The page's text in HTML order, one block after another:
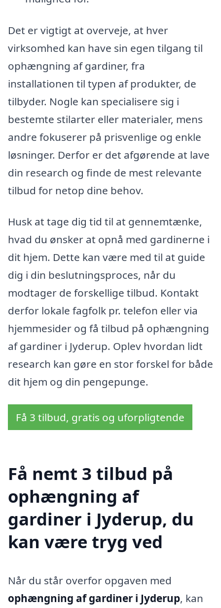
Det er vigtigt at overveje, at hver
virksomhed kan have sin egen tilgang til
ophængning af gardiner, fra
installationen til typen af produkter, de
tilbyder. Nogle kan specialisere sig i
bestemte stilarter eller materialer, mens
andre fokuserer på prisvenlige og enkle
løsninger. Derfor er det afgørende at lave
din research og finde de mest relevante
tilbud for netop dine behov.
Husk at tage dig tid til at gennemtænke,
hvad du ønsker at opnå med gardinerne i
dit hjem. Dette kan være med til at guide
dig i din beslutningsproces, når du
modtager de forskellige tilbud. Kontakt
derfor lokale fagfolk pr. telefon eller via
hjemmesider og få tilbud på ophængning
af gardiner i Jyderup. Oplev hvordan lidt
research kan gøre en stor forskel for både
dit hjem og din pengepunge.
Få 3 tilbud, gratis og uforpligtende
Få nemt 3 tilbud på
ophængning af
gardiner i Jyderup, du
kan være tryg ved
Når du står overfor opgaven med
ophængning af gardiner i Jyderup, kan